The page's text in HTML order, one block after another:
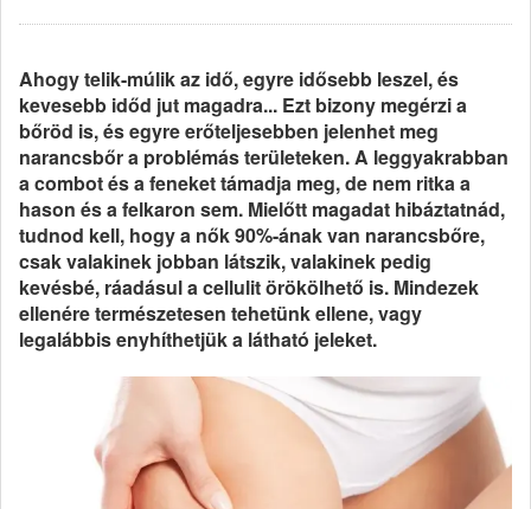
Ahogy telik-múlik az idő, egyre idősebb leszel, és
kevesebb időd jut magadra... Ezt bizony megérzi a
bőröd is, és egyre erőteljesebben jelenhet meg
narancsbőr a problémás területeken. A leggyakrabban
a combot és a feneket támadja meg, de nem ritka a
hason és a felkaron sem. Mielőtt magadat hibáztatnád,
tudnod kell, hogy a nők 90%-ának van narancsbőre,
csak valakinek jobban látszik, valakinek pedig
kevésbé, ráadásul a cellulit örökölhető is. Mindezek
ellenére természetesen tehetünk ellene, vagy
legalábbis enyhíthetjük a látható jeleket.